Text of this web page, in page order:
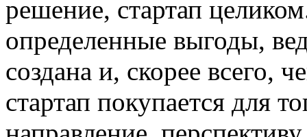
решение, стартап
определенные выгоды,
создана и, скорее всего,
стартап покупается для